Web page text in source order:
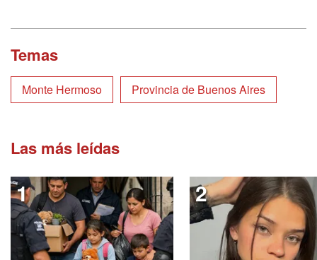
Temas
Monte Hermoso Provincia de Buenos Aires
Las más leídas